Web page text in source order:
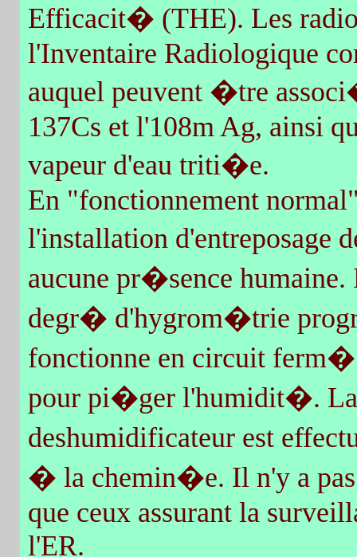
Efficacit� (THE). Les
l'Inventaire Radiologique
auquel peuvent �tre
137Cs et l'108m Ag, ainsi
vapeur d'eau triti�e.
En "fonctionnement
l'installation d'entreposage
aucune pr�sence humaine.
degr� d'hygrom�trie
fonctionne en circuit
pour pi�ger l'humidit�.
deshumidificateur est
� la chemin�e. Il n'y a pas
que ceux assurant la
l'ER.